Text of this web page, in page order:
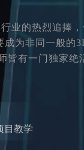
业的热烈追捧
成为非同一般的
皆有一门独家
目教学